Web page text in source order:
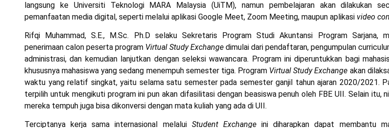
langsung ke Universiti Teknologi MARA Malaysia (UiTM), namun pembelajaran akan dilakukan
pemanfaatan media digital, seperti melalui aplikasi Google Meet, Zoom Meeting, maupun aplikasi video
Rifqi Muhammad, S.E., M.Sc. Ph.D selaku Sekretaris Program Studi Akuntansi Program Sarjana,
penerimaan calon peserta program Virtual Study Exchange dimulai dari pendaftaran, pengumpulan
administrasi, dan kemudian lanjutkan dengan seleksi wawancara. Program ini diperuntukkan bagi
khususnya mahasiswa yang sedang menempuh semester tiga. Program Virtual Study Exchange akan
waktu yang relatif singkat, yaitu selama satu semester pada semester ganjil tahun ajaran 2020/2021.
terpilih untuk mengikuti program ini pun akan difasilitasi dengan beasiswa penuh oleh FBE UII. Selain itu,
mereka tempuh juga bisa dikonversi dengan mata kuliah yang ada di UII.
Terciptanya kerja sama internasional melalui Student Exchangeini diharapkan dapat membantu